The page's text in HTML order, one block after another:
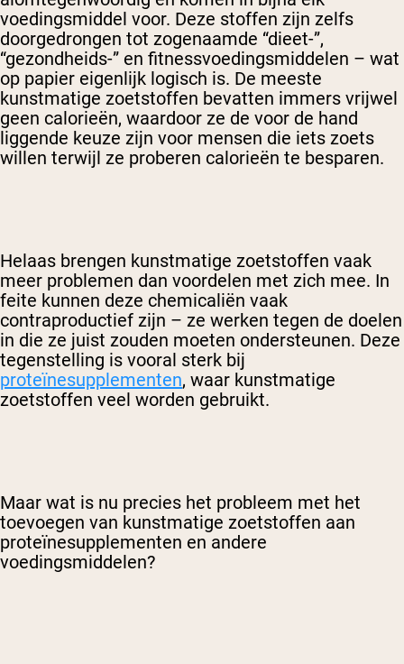
voedingsmiddel voor. Deze stoffen zijn zelfs
doorgedrongen tot zogenaamde “dieet-”,
“gezondheids-” en fitnessvoedingsmiddelen – wat
op papier eigenlijk logisch is. De meeste
kunstmatige zoetstoffen bevatten immers vrijwel
geen calorieën, waardoor ze de voor de hand
liggende keuze zijn voor mensen die iets zoets
willen terwijl ze proberen calorieën te besparen.
Helaas brengen kunstmatige zoetstoffen vaak
meer problemen dan voordelen met zich mee. In
feite kunnen deze chemicaliën vaak
contraproductief zijn – ze werken tegen de doelen
in die ze juist zouden moeten ondersteunen. Deze
tegenstelling is vooral sterk bij
proteïnesupplementen, waar kunstmatige
zoetstoffen veel worden gebruikt.
Maar wat is nu precies het probleem met het
toevoegen van kunstmatige zoetstoffen aan
proteïnesupplementen en andere
voedingsmiddelen?